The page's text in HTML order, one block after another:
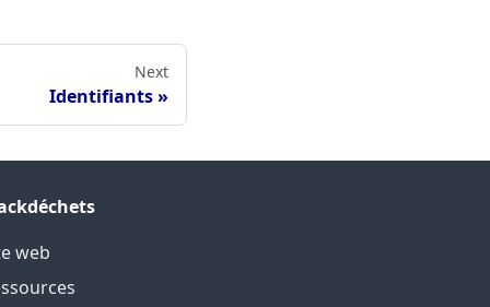
Next
Identifiants
web